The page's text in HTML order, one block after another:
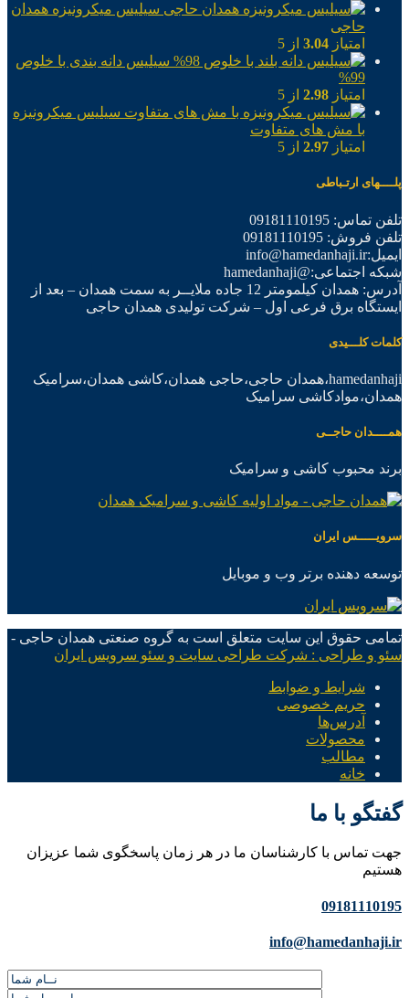
سیلیس میکرونیزه همدان
حاجی
امتیاز 3.04 از 5
سیلیس دانه بندی با خلوص
99%
امتیاز 2.98 از 5
سیلیس میکرونیزه
با مش های متفاوت
امتیاز 2.97 از 5
پلــــهای ارتـباطی
تلفن تماس: 09181110195
تلفن فروش: 09181110195
ایمیل:info@hamedanhaji.ir
شبکه اجتماعی:@hamedanhaji
آدرس: همدان کیلمومتر 12 جاده ملایــر به سمت همدان – بعد از
ایستگاه برق فرعی اول – شرکت تولیدی همدان حاجی
کلمات کلـــیدی
hamedanhaji،همدان حاجی،حاجی همدان،کاشی همدان،سرامیک
همدان،موادکاشی سرامیک
همــــدان حاجــی
برند محبوب کاشی و سرامیک
سرویـــــس ایران
توسعه دهنده برتر وب و موبایل
تمامی حقوق این سایت متعلق است به گروه صنعتی همدان حاجی -
سئو و طراحی : شرکت طراحی سایت و سئو سرویس ایران
شرایط و ضوابط
حریم خصوصی
آدرس‌ها
محصولات
مطالب
خانه
گفتگو با ما
جهت تماس با کارشناسان ما در هر زمان پاسخگوی شما عزیزان
هستیم
09181110195
info@hamedanhaji.ir